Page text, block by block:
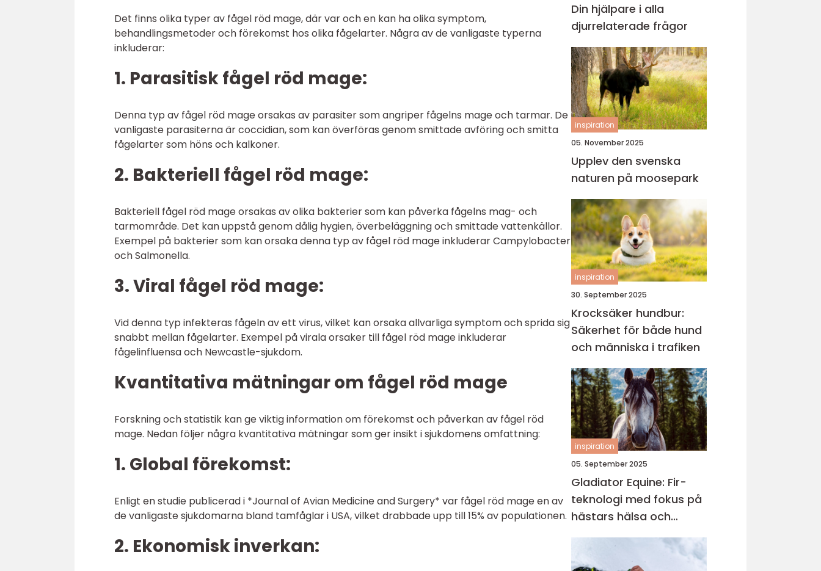
Det finns olika typer av fågel röd mage, där var och en kan ha olika symptom,
behandlingsmetoder och förekomst hos olika fågelarter. Några av de vanligaste typerna
inkluderar:
1. Parasitisk fågel röd mage:
Denna typ av fågel röd mage orsakas av parasiter som angriper fågelns mage och tarmar. De
vanligaste parasiterna är coccidian, som kan överföras genom smittade avföring och smitta
fågelarter som höns och kalkoner.
2. Bakteriell fågel röd mage:
Bakteriell fågel röd mage orsakas av olika bakterier som kan påverka fågelns mag- och
tarmområde. Det kan uppstå genom dålig hygien, överbeläggning och smittade vattenkällor.
Exempel på bakterier som kan orsaka denna typ av fågel röd mage inkluderar Campylobacter
och Salmonella.
3. Viral fågel röd mage:
Vid denna typ infekteras fågeln av ett virus, vilket kan orsaka allvarliga symptom och sprida sig
snabbt mellan fågelarter. Exempel på virala orsaker till fågel röd mage inkluderar
fågelinfluensa och Newcastle-sjukdom.
Kvantitativa mätningar om fågel röd mage
Forskning och statistik kan ge viktig information om förekomst och påverkan av fågel röd
mage. Nedan följer några kvantitativa mätningar som ger insikt i sjukdomens omfattning:
1. Global förekomst:
Enligt en studie publicerad i *Journal of Avian Medicine and Surgery* var fågel röd mage en av
de vanligaste sjukdomarna bland tamfåglar i USA, vilket drabbade upp till 15% av populationen.
2. Ekonomisk inverkan:
Din hjälpare i alla
djurrelaterade frågor
inspiration
05. November 2025
Upplev den svenska
naturen på moosepark
inspiration
30. September 2025
Krocksäker hundbur:
Säkerhet för både hund
och människa i trafiken
inspiration
05. September 2025
Gladiator Equine: Fir-
teknologi med fokus på
hästars hälsa och
välbefinnande